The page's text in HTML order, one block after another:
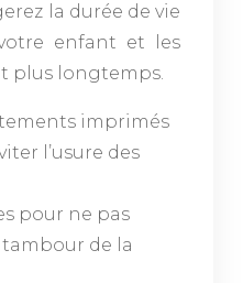
la durée de vie
enfant et les
plus longtemps.
imprimés
l’usure des
pour ne pas
de la